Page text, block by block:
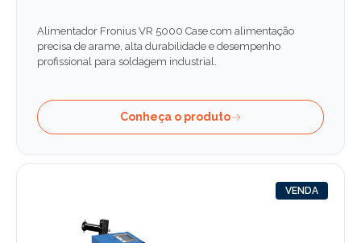
Alimentador Fronius VR 5000 Case com alimentação
precisa de arame, alta durabilidade e desempenho
profissional para soldagem industrial.
Conheça o produto
VENDA